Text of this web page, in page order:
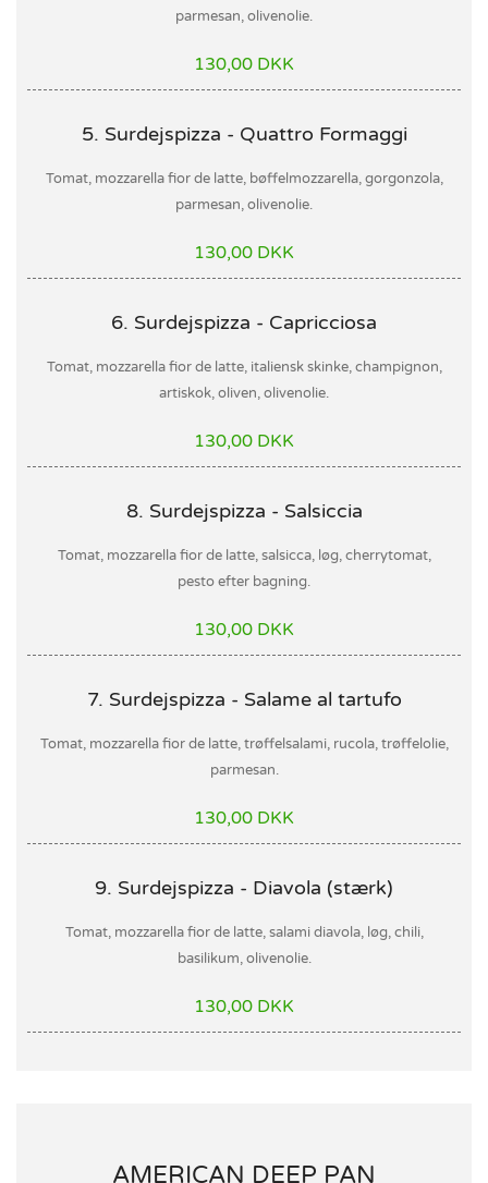
parmesan, olivenolie.
130,00 DKK
5. Surdejspizza - Quattro Formaggi
Tomat, mozzarella fior de latte, bøffelmozzarella, gorgonzola,
parmesan, olivenolie.
130,00 DKK
6. Surdejspizza - Capricciosa
Tomat, mozzarella fior de latte, italiensk skinke, champignon,
artiskok, oliven, olivenolie.
130,00 DKK
8. Surdejspizza - Salsiccia
Tomat, mozzarella fior de latte, salsicca, løg, cherrytomat,
pesto efter bagning.
130,00 DKK
7. Surdejspizza - Salame al tartufo
Tomat, mozzarella fior de latte, trøffelsalami, rucola, trøffelolie,
parmesan.
130,00 DKK
9. Surdejspizza - Diavola (stærk)
Tomat, mozzarella fior de latte, salami diavola, løg, chili,
basilikum, olivenolie.
130,00 DKK
AMERICAN DEEP PAN